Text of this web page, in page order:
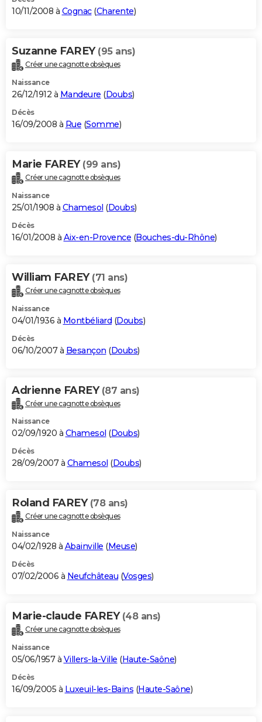
10/11/2008 à Cognac(Charente)
Suzanne FAREY (95 ans)
Créer une cagnotte obsèques
Naissance
26/12/1912 à Mandeure (Doubs)
Décès
16/09/2008 à Rue (Somme)
Marie FAREY (99 ans)
Créer une cagnotte obsèques
Naissance
25/01/1908 à Chamesol (Doubs)
Décès
16/01/2008 à Aix-en-Provence (Bouches-du-Rhône)
William FAREY (71 ans)
Créer une cagnotte obsèques
Naissance
04/01/1936 à Montbéliard (Doubs)
Décès
06/10/2007 à Besançon (Doubs)
Adrienne FAREY (87 ans)
Créer une cagnotte obsèques
Naissance
02/09/1920 à Chamesol (Doubs)
Décès
28/09/2007 à Chamesol (Doubs)
Roland FAREY (78 ans)
Créer une cagnotte obsèques
Naissance
04/02/1928 à Abainville (Meuse)
Décès
07/02/2006 à Neufchâteau (Vosges)
Marie-claude FAREY (48 ans)
Créer une cagnotte obsèques
Naissance
05/06/1957 à Villers-la-Ville (Haute-Saône)
Décès
16/09/2005 à Luxeuil-les-Bains (Haute-Saône)